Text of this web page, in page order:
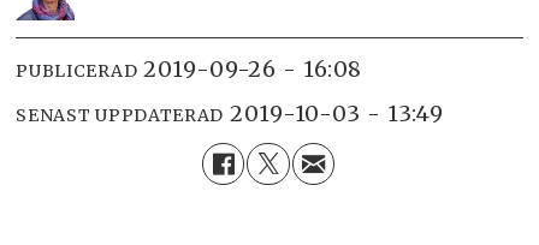
PUBLICERAD 2019-09-26 - 16:08
SENAST UPPDATERAD 2019-10-03 - 13:49